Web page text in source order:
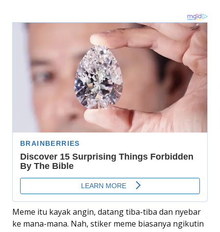
Meme itu kayak angin, datang tiba-tiba dan nyebar
ke mana-mana. Nah, stiker meme biasanya ngikutin